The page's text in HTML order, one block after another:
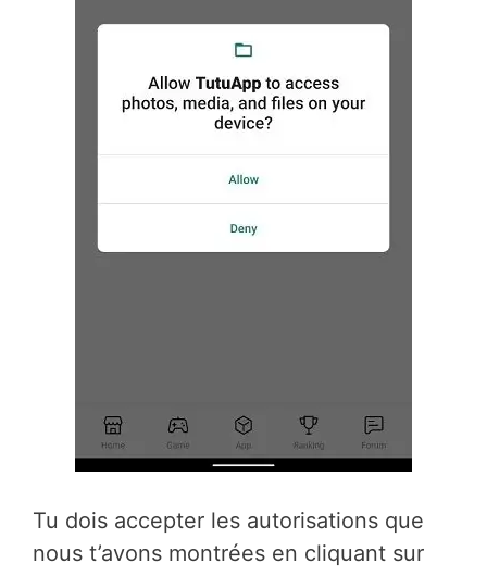
Tu dois accepter les autorisations que
nous t’avons montrées en cliquant sur